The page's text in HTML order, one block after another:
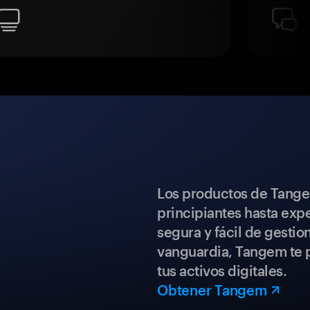
Los productos de
principiantes hasta
segura y fácil de
vanguardia, Tangem
tus activos digitales.
Obtener Tangem